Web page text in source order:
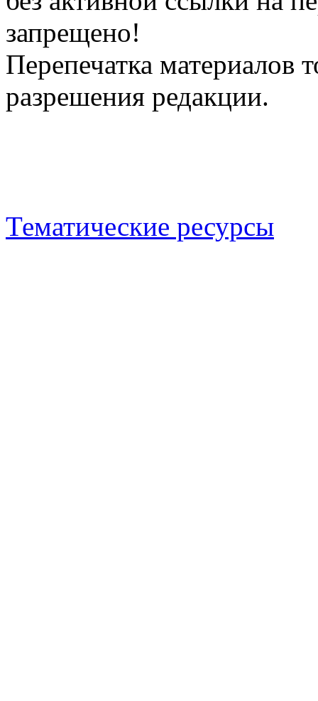
запрещено!
Перепечатка материалов
разрешения редакции.
Тематические ресурсы